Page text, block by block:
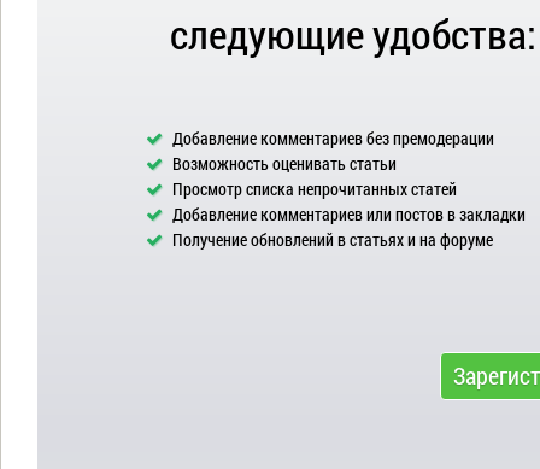
следующие удобства:
Добавление комментариев без премодерации
Возможность оценивать статьи
Просмотр списка непрочитанных статей
Добавление комментариев или постов в закладки
Получение обновлений в статьях и на форуме